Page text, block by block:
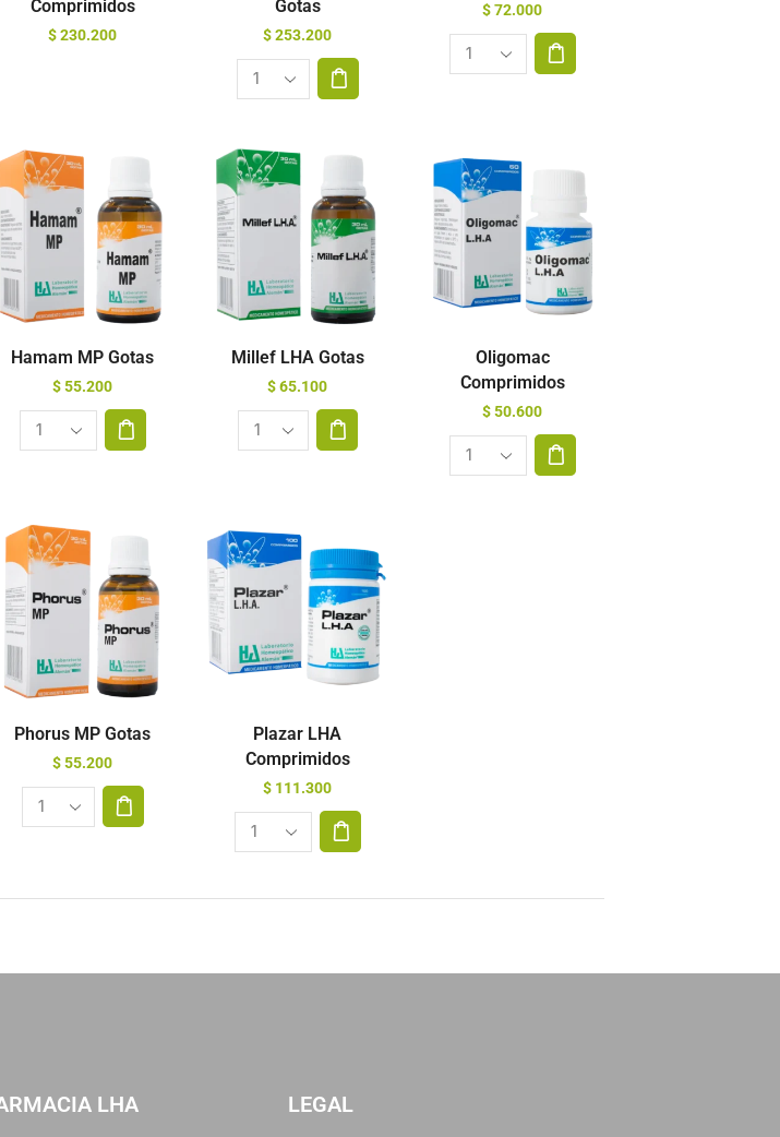
Comprimidos
$230.200
Gotas
$253.200
$72.000
Hamam MP Gotas
$55.200
Millef LHA Gotas
$65.100
Oligomac
Comprimidos
$50.600
Phorus MP Gotas
$55.200
Plazar LHA
Comprimidos
$ 111.300
LHA LEGAL